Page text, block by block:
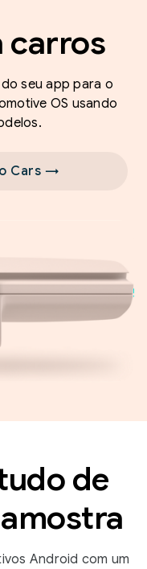
carros
seu app para o
OS usando
Cars →
de
Android com um